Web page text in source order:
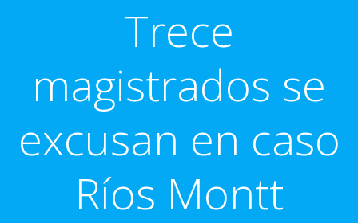
Trece
magistrados se
excusan en caso
Ríos Montt